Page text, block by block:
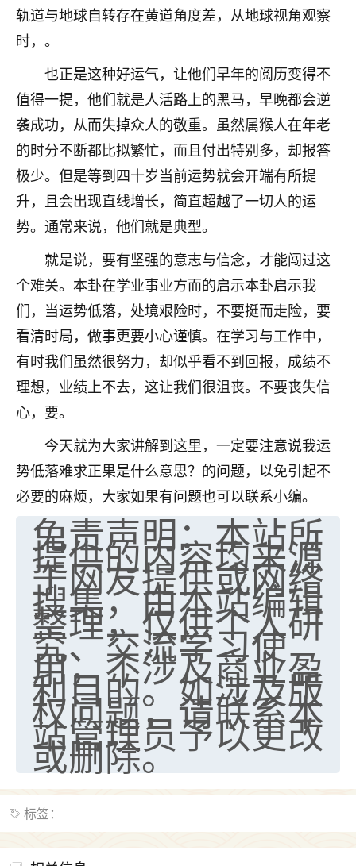
轨道与地球自转存在黄道角度差，从地球视角观察
时，。
也正是这种好运气，让他们早年的阅历变得不
值得一提，他们就是人活路上的黑马，早晚都会逆
袭成功，从而失掉众人的敬重。虽然属猴人在年老
的时分不断都比拟繁忙，而且付出特别多，却报答
极少。但是等到四十岁当前运势就会开端有所提
升，且会出现直线增长，简直超越了一切人的运
势。通常来说，他们就是典型。
就是说，要有坚强的意志与信念，才能闯过这
个难关。本卦在学业事业方而的启示本卦启示我
们，当运势低落，处境艰险时，不要挺而走险，要
看清时局，做事更要小心谨慎。在学习与工作中，
有时我们虽然很努力，却似乎看不到回报，成绩不
理想，业绩上不去，这让我们很沮丧。不要丧失信
心，要。
今天就为大家讲解到这里，一定要注意说我运
势低落难求正果是什么意思？的问题，以免引起不
必要的麻烦，大家如果有问题也可以联系小编。
免责声明：本站所
提供的内容均来源
于网友提供或网络
搜集，由本站编辑
整理，仅供个人研
究、交流学习使
用，不涉及商业盈
利目的。如涉及版
权问题，请联系本
站管理员予以更改
或删除。
标签：
青春168
我也想要，我也想要！
Jessica李
老师做不做超度法事？我想给我奶奶做超度，她今年
刚去世了。
七零老顽童：我母亲前年离世，刚开始我经常
做梦梦见她，后来也是朋友介绍，找到慧来老
师，安排了超度法事，做梦再也没有梦到过
了，一开始是半信半疑的，图个心安，给亡母
超度，现在看来，人不信也不行。
2天前 来自云南 11
优秀的张同学
老师收徒吗？？我对这些很感兴趣
2天前 来自山西 15